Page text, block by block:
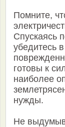
Помните,
Спускаясь
убедитесь
готовы к
наиболее
нужды.
Не